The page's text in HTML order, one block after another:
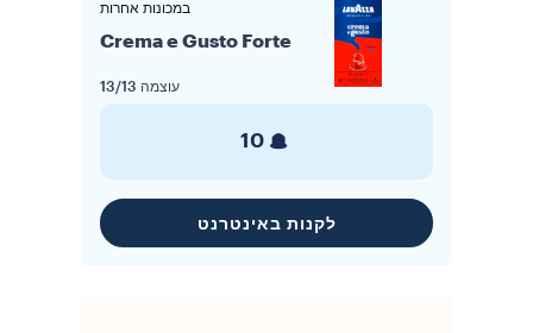
במכונות אחרות
Crema e Gusto Forte
עוצמה 13/13
10
לקנות באינטרנט